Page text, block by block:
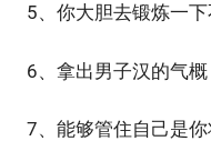
5、你大胆去锻炼一
6、拿出男子汉的气
7、能够管住自己是